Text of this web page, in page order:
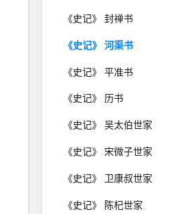
《史记》 封禅书
《史记》 河渠书
《史记》 平准书
《史记》 历书
《史记》 吴太伯世家
《史记》 宋微子世家
《史记》 卫康叔世家
《史记》 陈杞世家